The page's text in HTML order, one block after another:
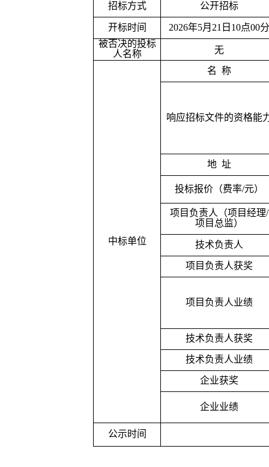
招标方式 公开招标
开标时间 2026年5月 21 日 10点00分
被否决的投标
人名称
无
中标单位
名 称
响应招标文件的资格能
地 址
投标报价（费率/元）
项目负责人（项目经理/
项目总监）
技术负责人
项目负责人获奖
项目负责人业绩
技术负责人获奖
技术负责人业绩
企业获奖
企业业绩
公示时间